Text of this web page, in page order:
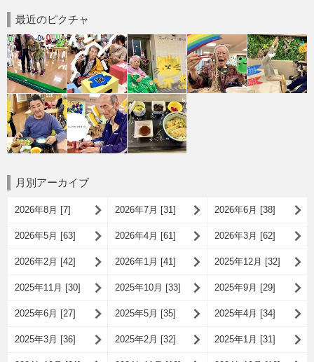
最近のピクチャ
月別アーカイブ
2026年8月 [7] 2026年7月 [31] 2026年6月 [38]
2026年5月 [63] 2026年4月 [61] 2026年3月 [62]
2026年2月 [42] 2026年1月 [41] 2025年12月 [32]
2025年11月 [30] 2025年10月 [33] 2025年9月 [29]
2025年6月 [27] 2025年5月 [35] 2025年4月 [34]
2025年3月 [36] 2025年2月 [32] 2025年1月 [31]